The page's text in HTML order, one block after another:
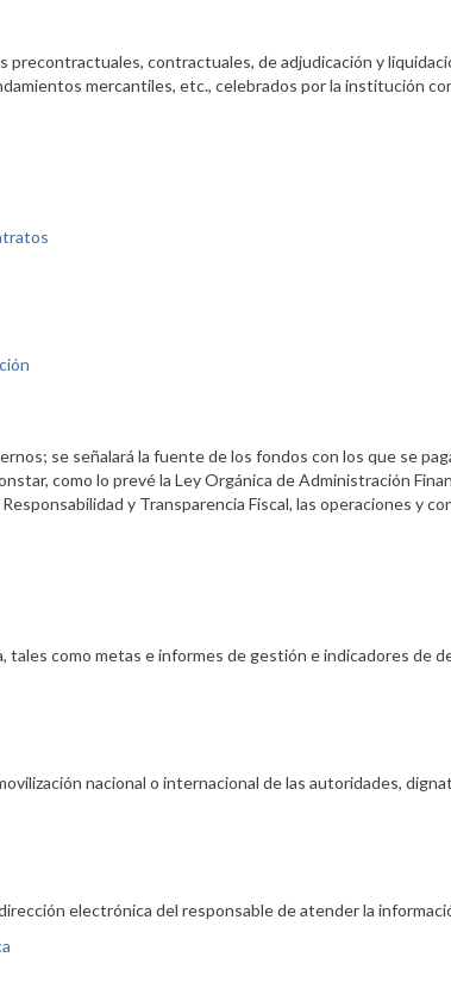
contractuales, de adjudicación y
mercantiles, etc., celebrados por la institución
se señalará la fuente de los fondos con los que se
como lo prevé la Ley Orgánica de Administración
y Transparencia Fiscal, las operaciones y
tales como metas e informes de gestión e indicadores de
nacional o internacional de las autoridades,
electrónica del responsable de atender la